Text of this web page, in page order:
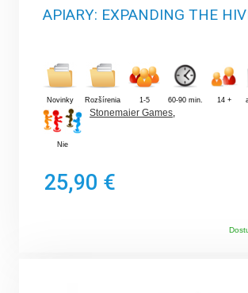
APIARY: EXPANDING THE
Novinky Rozšírenia 1-5 60-90 min. 14 +
Nie
Stonemaier Games
25,90 €